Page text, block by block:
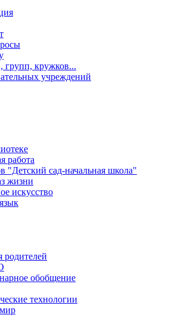
групп, кружков...
учреждений
работа
"Детский сад-начальная школа"
жизни
искусство
родителей
обобщение
технологии